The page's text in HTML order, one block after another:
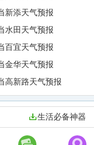
新添天气预报
水田天气预报
百宜天气预报
金华天气预报
高新路天气预报
生活必备神器